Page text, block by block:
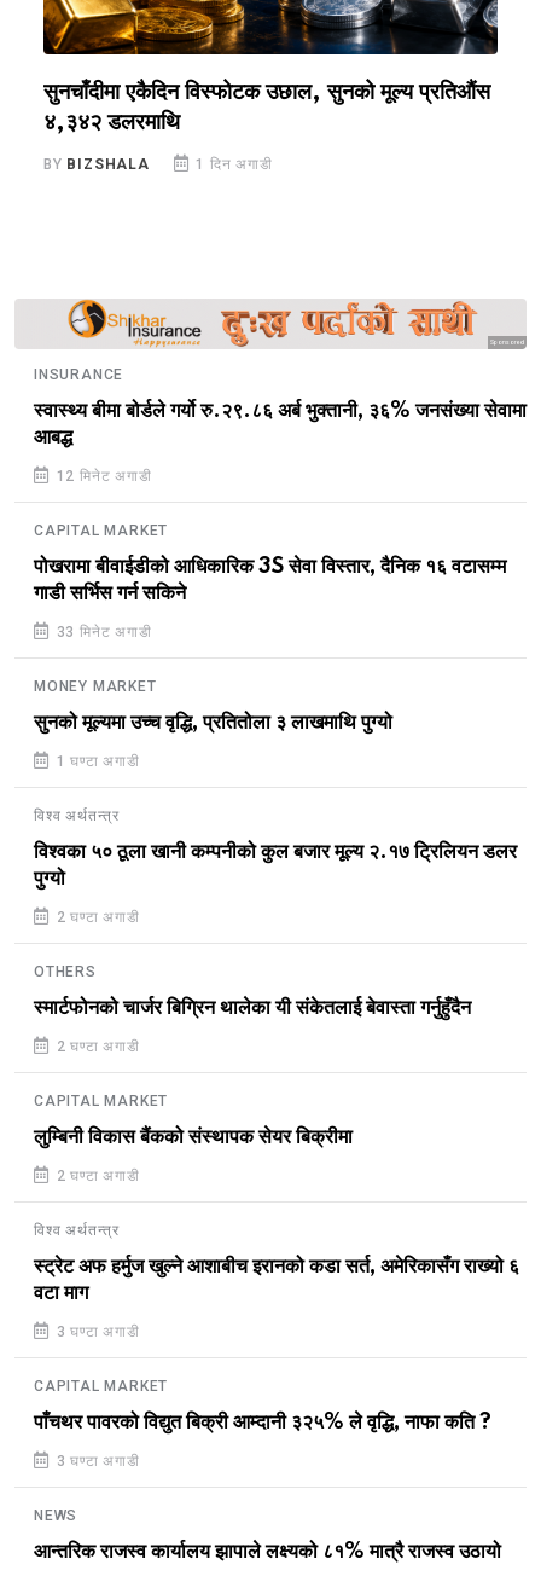
सुनचाँदीमा एकैदिन विस्फोटक उछाल, सुनको मूल्य प्रतिऔंस
४,३४२ डलरमाथि
BY BIZSHALA 1 दिन अगाडी
Sponsored
INSURANCE
स्वास्थ्य बीमा बोर्डले गर्यो रु.२९.८६ अर्ब भुक्तानी, ३६% जनसंख्या सेवामा
आबद्ध
12 मिनेट अगाडी
CAPITAL MARKET
पोखरामा बीवाईडीको आधिकारिक 3S सेवा विस्तार, दैनिक १६ वटासम्म
गाडी सर्भिस गर्न सकिने
33 मिनेट अगाडी
MONEY MARKET
सुनको मूल्यमा उच्च वृद्धि, प्रतितोला ३ लाखमाथि पुग्यो
1 घण्टा अगाडी
विश्व अर्थतन्त्र
विश्वका ५० ठूला खानी कम्पनीको कुल बजार मूल्य २.१७ ट्रिलियन डलर
पुग्यो
2 घण्टा अगाडी
OTHERS
स्मार्टफोनको चार्जर बिग्रिन थालेका यी संकेतलाई बेवास्ता गर्नुहुँदैन
2 घण्टा अगाडी
CAPITAL MARKET
लुम्बिनी विकास बैंकको संस्थापक सेयर बिक्रीमा
2 घण्टा अगाडी
विश्व अर्थतन्त्र
स्ट्रेट अफ हर्मुज खुल्ने आशाबीच इरानको कडा सर्त, अमेरिकासँग राख्यो ६
वटा माग
3 घण्टा अगाडी
CAPITAL MARKET
पाँचथर पावरको विद्युत बिक्री आम्दानी ३२५% ले वृद्धि, नाफा कति ?
3 घण्टा अगाडी
NEWS
आन्तरिक राजस्व कार्यालय झापाले लक्ष्यको ८१% मात्रै राजस्व उठायो